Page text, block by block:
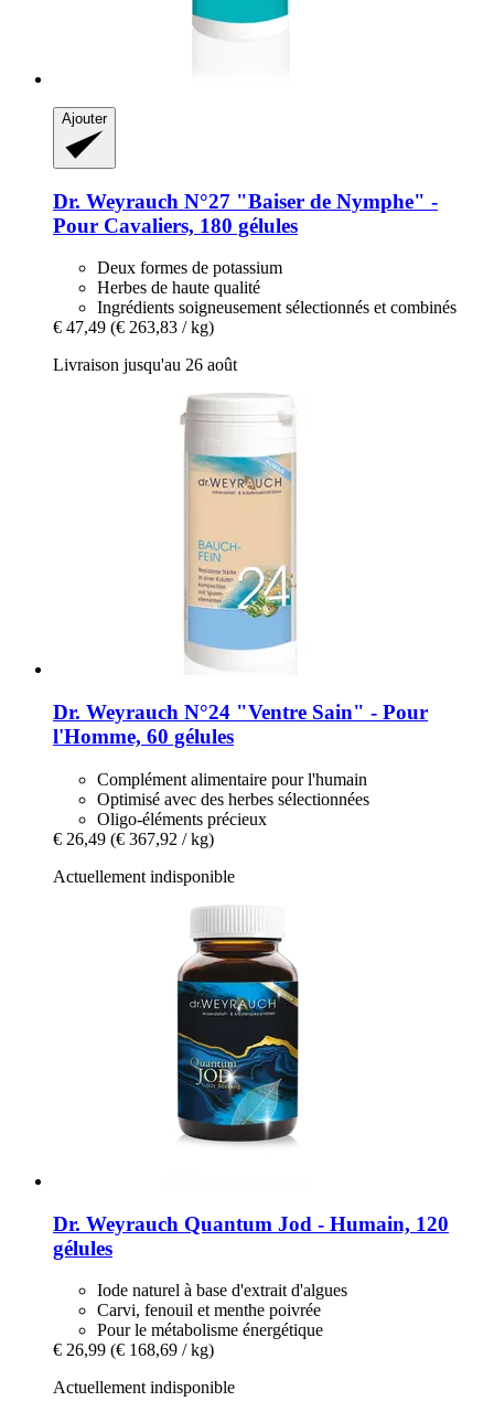
Ajouter
Dr. Weyrauch N°27 "Baiser de Nymphe" -​
Pour Cavaliers, 180 gélules
Deux formes de potassium
Herbes de haute qualité
Ingrédients soigneusement sélectionnés et combinés
€ 47,49 (€ 263,83 / kg)
Livraison jusqu'au 26 août
Dr. Weyrauch N°24 "Ventre Sain" -​ Pour
l'Homme, 60 gélules
Complément alimentaire pour l'humain
Optimisé avec des herbes sélectionnées
Oligo-éléments précieux
€ 26,49 (€ 367,92 / kg)
Actuellement indisponible
Dr. Weyrauch Quantum Jod -​ Humain, 120
gélules
Iode naturel à base d'extrait d'algues
Carvi, fenouil et menthe poivrée
Pour le métabolisme énergétique
€ 26,99 (€ 168,69 / kg)
Actuellement indisponible